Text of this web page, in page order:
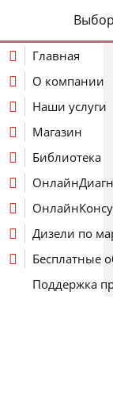
Главная
О компании
Наши услуги
Магазин
Библиотека
Дизели по
Бесплатные
Поддержка